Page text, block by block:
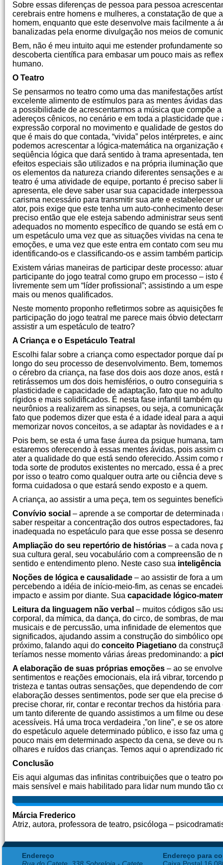
Sobre essas diferenças de pessoa para pessoa
cerebrais entre homens e mulheres, a constatação de
homem, enquanto que este desenvolve mais facilmente a
banalizadas pela enorme divulgação nos meios de
Bem, não é meu intuito aqui me estender profundamente
descoberta científica para embasar um pouco mais as
humano.
O Teatro
Se pensarmos no teatro como uma das manifestações
excelente alimento de estímulos para as mentes ávidas
a possibilidade de acrescentarmos a música que compõe
adereços cênicos, no cenário e em toda a plasticidade
expressão corporal no movimento e qualidade de gestos
que é mais do que contada, “vivida” pelos intérpretes, e
podemos acrescentar a lógica-matemática na
seqüência lógica que dará sentido à trama apresentada,
efeitos especiais são utilizados e na própria iluminação
os elementos da natureza criando diferentes sensações e
teatro é uma atividade de equipe, portanto é preciso saber
apresenta, ele deve saber usar sua capacidade
carisma necessário para transmitir sua arte e estabelecer
ator, pois exige que este tenha um auto-conhecimento
preciso então que ele esteja sabendo administrar seus
adequados no momento específico de quando se está em
um espetáculo uma vez que as situações vividas na cena
emoções, e uma vez que este entra em contato com seu
identificando-os e classificando-os e assim também
Existem várias maneiras de participar deste processo:
participante do jogo teatral como grupo em processo –
livremente sem um “líder profissional”; assistindo a um
mais ou menos qualificados.
Neste momento proponho refletirmos sobre as aquisições
participação do jogo teatral me parece mais óbvio
assistir a um espetáculo de teatro?
A Criança e o Espetáculo Teatral
Escolhi falar sobre a criança como espectador porque daí
longo do seu processo de desenvolvimento. Bem,
o cérebro da criança, na fase dos dois aos doze anos,
retirássemos um dos dois hemisférios, o outro
plasticidade e capacidade de adaptação, fato que no
rígidos e mais solidificados. É nesta fase infantil também
neurônios a realizarem as sinapses, ou seja, a
fato que podemos dizer que esta é a idade ideal para a
memorizar novos conceitos, a se adaptar às novidades e
Pois bem, se esta é uma fase áurea da psique humana,
estaremos oferecendo à essas mentes ávidas, pois assim
ater a qualidade do que está sendo oferecido. Assim
toda sorte de produtos existentes no mercado, essa é a
por isso o teatro como qualquer outra arte ou ciência
forma cuidadosa o que estará sendo exposto e a quem.
A criança, ao assistir a uma peça, tem os seguintes
Convívio social – aprende a se comportar de
saber respeitar a concentração dos outros espectadores,
inadequada no espetáculo para que esse possa se
Ampliação do seu repertório de histórias – a cada nova
sua cultura geral, seu vocabulário com a compreensão de
sentido e entendimento pleno. Neste caso sua
Noções de lógica e causalidade – ao assistir de fora a
percebendo a idéia de início-meio-fim, as cenas se
impacto e assim por diante. Sua capacidade lógico-
Leitura da linguagem não verbal – muitos códigos são
corporal, da mímica, da dança, do circo, de sombras, de
musicais e de percussão, uma infinidade de elementos
significados, ajudando assim a construção do simbólico
próximo, falando aqui do conceito Piagetiano da
teríamos nesse momento várias áreas predominando: a
A elaboração de suas próprias emoções – ao se
sentimentos e reações emocionais, ela irá vibrar, torcendo
tristeza e tantas outras sensações, que dependendo de
elaboração desses sentimentos, pode ser que ela precise
precise chorar, rir, contar e recontar trechos da história
um tanto diferente de quando assistimos a um filme ou
acessíveis. Há uma troca verdadeira ,”on line”, e se os
do espetáculo aquele determinado público, e isso faz
pouco mais em determinado aspecto da cena, se deve ou
olhares e ruídos das crianças. Temos aqui o aprendizado
Conclusão
Eis aqui algumas das infinitas contribuições que o teatro
mais sensível e mais habilitado para lidar num mundo tão
Márcia Frederico
Atriz, autora, professora de teatro, psicóloga –
Endereço
Endereço para